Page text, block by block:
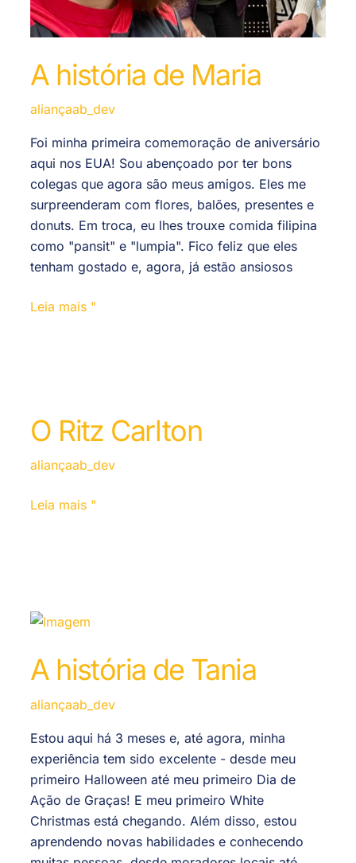
A história de Maria
aliançaab_dev
Foi minha primeira comemoração de aniversário
aqui nos EUA! Sou abençoado por ter bons
colegas que agora são meus amigos. Eles me
surpreenderam com flores, balões, presentes e
donuts. Em troca, eu lhes trouxe comida filipina
como "pansit" e "lumpia". Fico feliz que eles
tenham gostado e, agora, já estão ansiosos
Leia mais "
O Ritz Carlton
aliançaab_dev
Leia mais "
A história de Tania
aliançaab_dev
Estou aqui há 3 meses e, até agora, minha
experiência tem sido excelente - desde meu
primeiro Halloween até meu primeiro Dia de
Ação de Graças! E meu primeiro White
Christmas está chegando. Além disso, estou
aprendendo novas habilidades e conhecendo